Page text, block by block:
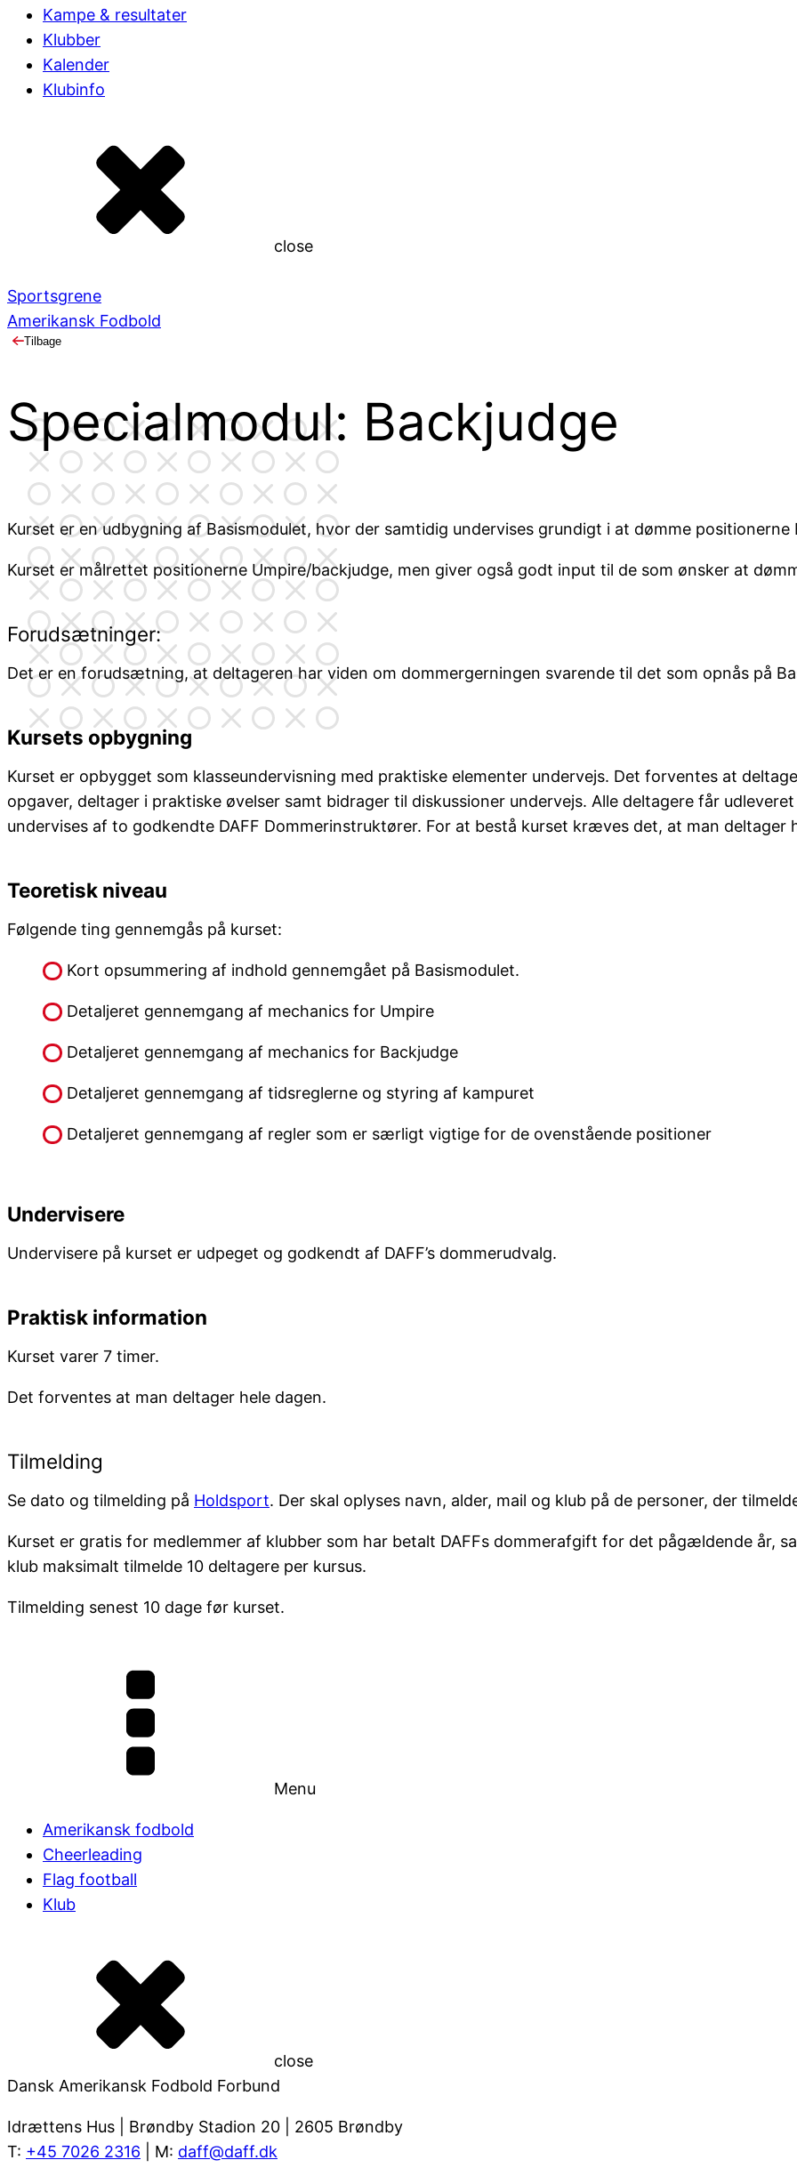
Kampe & resultater
Klubber
Kalender
Klubinfo
close
Sportsgrene
Amerikansk Fodbold
Tilbage
Specialmodul: Backjudge
Kurset er en udbygning af Basismodulet, hvor der samtidig undervises grundigt i at dømme positionerne
Kurset er målrettet positionerne Umpire/backjudge, men giver også godt input til de som ønsker at
Forudsætninger:
Det er en forudsætning, at deltageren har viden om dommergerningen svarende til det som opnås på
Kursets opbygning
Kurset er opbygget som klasseundervisning med praktiske elementer undervejs. Det forventes at
opgaver, deltager i praktiske øvelser samt bidrager til diskussioner undervejs. Alle deltagere får
undervises af to godkendte DAFF Dommerinstruktører. For at bestå kurset kræves det, at man deltager
Teoretisk niveau
Følgende ting gennemgås på kurset:
Kort opsummering af indhold gennemgået på Basismodulet.
Detaljeret gennemgang af mechanics for Umpire
Detaljeret gennemgang af mechanics for Backjudge
Detaljeret gennemgang af tidsreglerne og styring af kampuret
Detaljeret gennemgang af regler som er særligt vigtige for de ovenstående positioner
Undervisere
Undervisere på kurset er udpeget og godkendt af DAFF’s dommerudvalg.
Praktisk information
Kurset varer 7 timer.
Det forventes at man deltager hele dagen.
Tilmelding
Se dato og tilmelding på Holdsport. Der skal oplyses navn, alder, mail og klub på de personer, der
Kurset er gratis for medlemmer af klubber som har betalt DAFFs dommerafgift for det pågældende år,
klub maksimalt tilmelde 10 deltagere per kursus.
Tilmelding senest 10 dage før kurset.
Menu
Amerikansk fodbold
Cheerleading
Flag football
Klub
close
Dansk Amerikansk Fodbold Forbund
Idrættens Hus | Brøndby Stadion 20 | 2605 Brøndby
T: +45 7026 2316 | M: daff@daff.dk